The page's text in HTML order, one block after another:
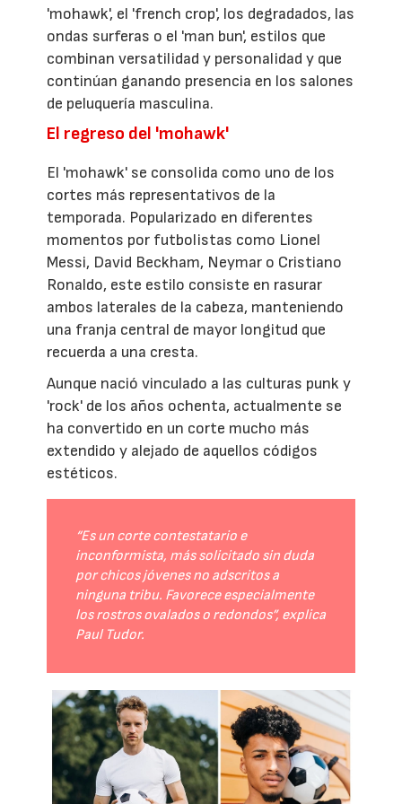
'mohawk', el 'french crop', los degradados, las
ondas surferas o el 'man bun', estilos que
combinan versatilidad y personalidad y que
continúan ganando presencia en los salones
de peluquería masculina.
El regreso del 'mohawk'
El 'mohawk' se consolida como uno de los
cortes más representativos de la
temporada. Popularizado en diferentes
momentos por futbolistas como Lionel
Messi, David Beckham, Neymar o Cristiano
Ronaldo, este estilo consiste en rasurar
ambos laterales de la cabeza, manteniendo
una franja central de mayor longitud que
recuerda a una cresta.
Aunque nació vinculado a las culturas punk y
'rock' de los años ochenta, actualmente se
ha convertido en un corte mucho más
extendido y alejado de aquellos códigos
estéticos.
“Es un corte contestatario e
inconformista, más solicitado sin duda
por chicos jóvenes no adscritos a
ninguna tribu. Favorece especialmente
los rostros ovalados o redondos”, explica
Paul Tudor.